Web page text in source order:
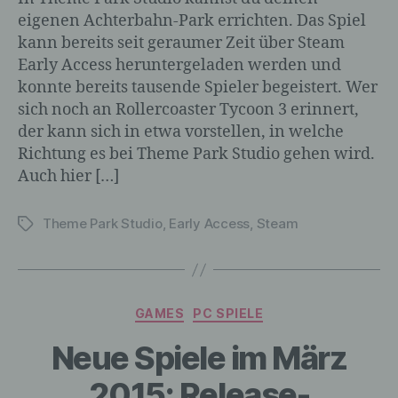
eigenen Achterbahn-Park errichten. Das Spiel
kann bereits seit geraumer Zeit über Steam
Early Access heruntergeladen werden und
konnte bereits tausende Spieler begeistert. Wer
sich noch an Rollercoaster Tycoon 3 erinnert,
der kann sich in etwa vorstellen, in welche
Richtung es bei Theme Park Studio gehen wird.
Auch hier […]
Schlagwörter
Theme Park Studio, Early Access, Steam
Kategorien
GAMES PC SPIELE
Neue Spiele im März
verarbeitet werden.
c) Verarbeitung
Verarbeitung ist jeder mit oder ohne Hilfe
automatisierter Verfahren ausgeführte
Vorgang oder jede solche Vorgangsreihe
Erheben, das Erfassen, die Organisation,
Anpassung oder Veränderung, das
Verbreitung oder eine andere Form der
Verknüpfung, die Einschränkung, das
Löschen oder die Vernichtung.